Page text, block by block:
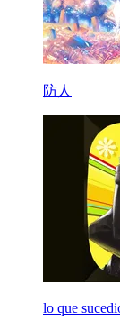
防人
lo que